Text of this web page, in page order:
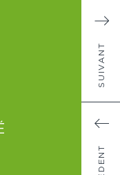
SUIVANT